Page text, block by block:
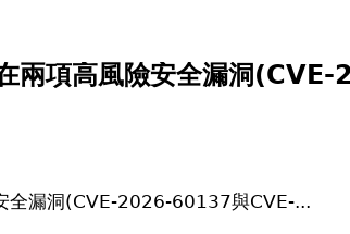
兩項高風險安全漏洞
全漏洞(CVE-2026-60137與CVE-...